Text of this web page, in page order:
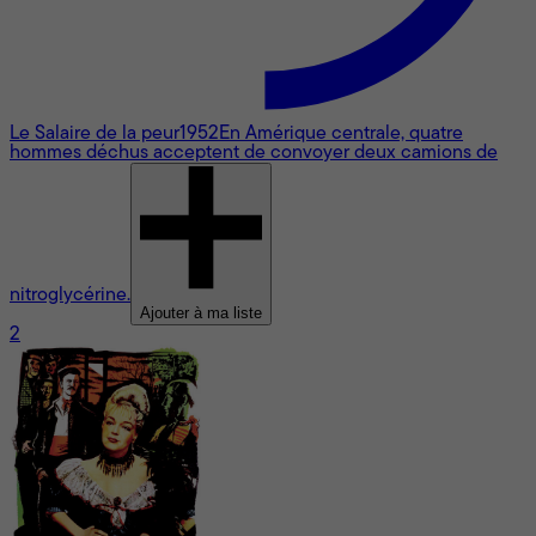
Le Salaire de la peur1952 En Amérique centrale, quatre
hommes déchus acceptent de convoyer deux camions de
nitroglycérine.
Ajouter à ma liste
2